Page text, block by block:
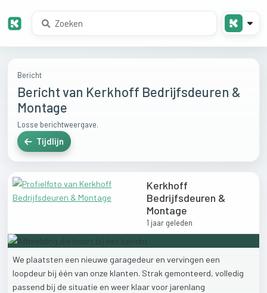
Bericht
Bericht van Kerkhoff Bedrijfsdeuren &
Montage
Losse berichtweergave.
Tijdlijn
Kerkhoff
Bedrijfsdeuren &
Montage
1 jaar geleden
We plaatsten een nieuwe garagedeur en vervingen een
loopdeur bij één van onze klanten. Strak gemonteerd, volledig
passend bij de situatie en weer klaarvoor jarenlang